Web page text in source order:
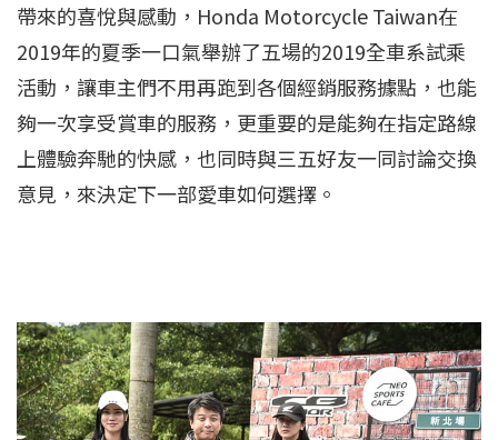
帶來的喜悅與感動，Honda Motorcycle Taiwan在
2019年的夏季一口氣舉辦了五場的2019全車系試乘
活動，讓車主們不用再跑到各個經銷服務據點，也能
夠一次享受賞車的服務，更重要的是能夠在指定路線
上體驗奔馳的快感，也同時與三五好友一同討論交換
意見，來決定下一部愛車如何選擇。